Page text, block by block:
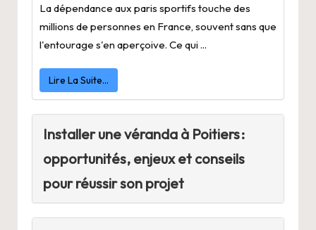
La dépendance aux paris sportifs touche des
millions de personnes en France, souvent sans que
l'entourage s'en aperçoive. Ce qui ...
Lire La Suite…
Installer une véranda à Poitiers :
opportunités, enjeux et conseils
pour réussir son projet